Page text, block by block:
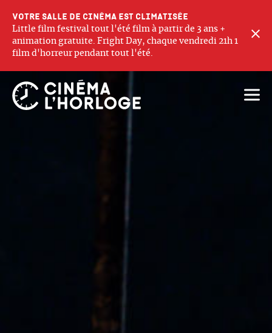
Votre salle de cinéma est climatisée
Little film festival tout l'été film à partir de 3 ans +
animation gratuite. Fright Day, chaque vendredi 21h 1
film d'horreur pendant tout l'été.